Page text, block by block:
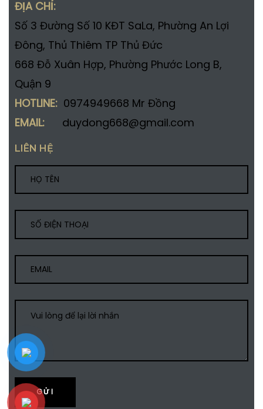
ĐỊA CHỈ:
Số 3 Đường Số 10 KĐT SaLa, Phường An Lợi
Đông, Thủ Thiêm TP Thủ Đức
668 Đỗ Xuân Hợp, Phường Phước Long B,
Quận 9
HOTLINE: 0974949668 Mr Đồng
EMAIL: duydong668@gmail.com
LIÊN HỆ